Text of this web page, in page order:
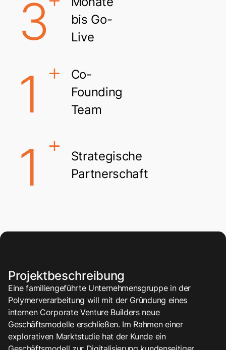
3
4
5
6
7
8
plus
bis Go-
Live
0
1
2
3
4
5
plus
Co-
Founding
Team
9
0
1
2
3
plus
Strategische
Partnerschaft
Projektbeschreibung
Eine familiengeführte Unternehmensgruppe in der
Polymerverarbeitung will mit der Gründung eines
internen Corporate Venture Builders neue
Geschäftsmodelle erschließen. Im Rahmen einer
explorativen Marktstudie hat der Kunde ein